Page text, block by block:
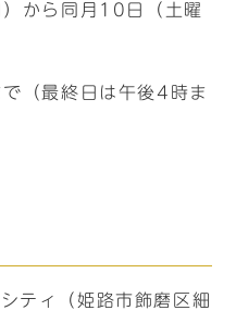
から同月10日（土曜
（最終日は午後4時ま
ティ（姫路市飾磨区細